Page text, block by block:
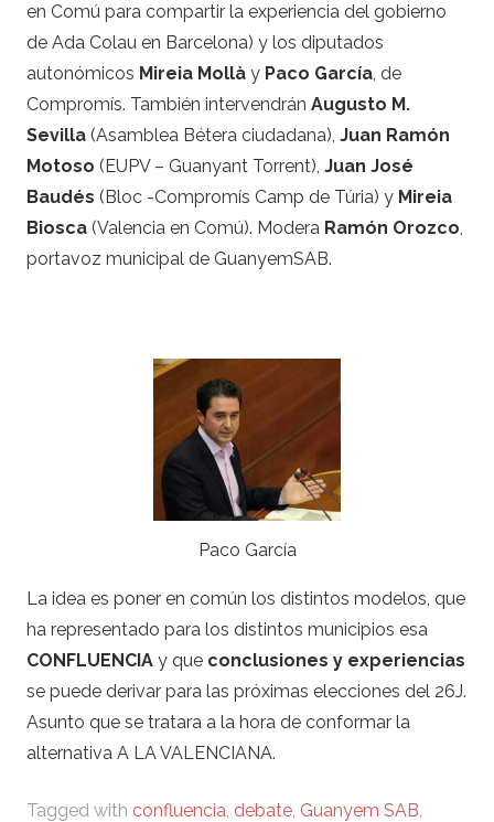
en Comú para compartir la experiencia del gobierno
de Ada Colau en Barcelona) y los diputados
autonómicos Mireia Mollà y Paco García, de
Compromís. También intervendrán Augusto M.
Sevilla (Asamblea Bétera ciudadana), Juan Ramón
Motoso (EUPV – Guanyant Torrent), Juan José
Baudés (Bloc -Compromís Camp de Túria) y Mireia
Biosca (Valencia en Comú). Modera Ramón Orozco,
portavoz municipal de GuanyemSAB.
Paco García
La idea es poner en común los distintos modelos, que
ha representado para los distintos municipios esa
CONFLUENCIA y que conclusiones y experiencias
se puede derivar para las próximas elecciones del 26J.
Asunto que se tratara a la hora de conformar la
alternativa A LA VALENCIANA.
Tagged with confluencia debate Guanyem SAB